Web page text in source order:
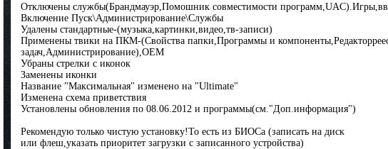
Отключены службы(Брандмауэр,Помошник совместимости
Включение Пуск\Администрирование\Службы
Удалены стандартные-(музыка,картинки,видео,тв-записи)
Применены твики на ПКМ-(Свойства папки,Программы и
задач,Администрирование),OEM
Убраны стрелки с иконок
Заменены иконки
Название "Максимальная" изменено на "Ultimate"
Изменена схема приветствия
Установлены обновления по 08.06.2012 и программы(см."Доп.информация")
Рекомендую только чистую установку!То есть из БИОСа (записать на диск
или флеш,указать приоритет загрузки с записанного устройства)